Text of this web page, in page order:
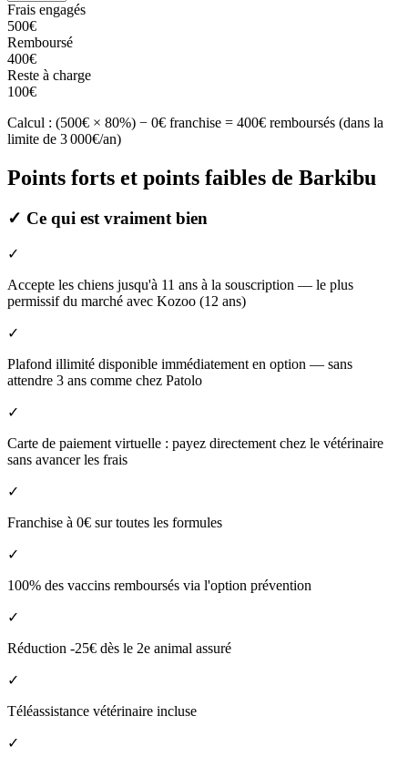
Frais engagés
500€
Remboursé
400€
Reste à charge
100€
Calcul : (500€ × 80%) − 0€ franchise = 400€ remboursés (dans la
limite de 3 000€/an)
Points forts et points faibles de Barkibu
✓ Ce qui est vraiment bien
✓
Accepte les chiens jusqu'à 11 ans à la souscription — le plus
permissif du marché avec Kozoo (12 ans)
✓
Plafond illimité disponible immédiatement en option — sans
attendre 3 ans comme chez Patolo
✓
Carte de paiement virtuelle : payez directement chez le vétérinaire
sans avancer les frais
✓
Franchise à 0€ sur toutes les formules
✓
100% des vaccins remboursés via l'option prévention
✓
Réduction -25€ dès le 2e animal assuré
✓
Téléassistance vétérinaire incluse
✓